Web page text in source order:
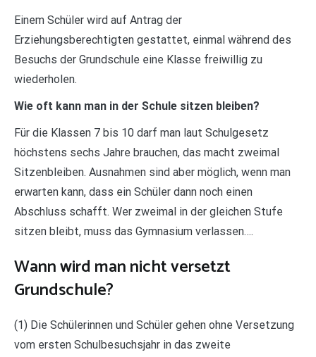
Einem Schüler wird auf Antrag der
Erziehungsberechtigten gestattet, einmal während des
Besuchs der Grundschule eine Klasse freiwillig zu
wiederholen.
Wie oft kann man in der Schule sitzen bleiben?
Für die Klassen 7 bis 10 darf man laut Schulgesetz
höchstens sechs Jahre brauchen, das macht zweimal
Sitzenbleiben. Ausnahmen sind aber möglich, wenn man
erwarten kann, dass ein Schüler dann noch einen
Abschluss schafft. Wer zweimal in der gleichen Stufe
sitzen bleibt, muss das Gymnasium verlassen….
Wann wird man nicht versetzt
Grundschule?
(1) Die Schülerinnen und Schüler gehen ohne Versetzung
vom ersten Schulbesuchsjahr in das zweite